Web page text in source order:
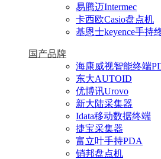
易腾迈Intermec
卡西欧Casio盘点机
基恩士keyence手持
国产品牌
海康威视智能终端
东大AUTOID
优博讯Urovo
新大陆采集器
Idata移动数据终端
捷宝采集器
富立叶手持PDA
销邦盘点机